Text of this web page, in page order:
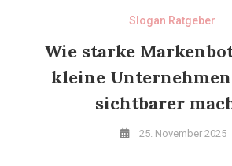
Slogan Ratgeber
Wie starke
kleine
sichtbarer
25. November 2025